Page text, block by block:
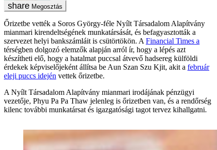
Megosztás
Őrizetbe vették a Soros György-féle Nyílt Társadalom Alapítvány
mianmari kirendeltségének munkatársását, és befagyasztották a
szervezet helyi bankszámláit is csütörtökön. A Financial Times a
térségben dolgozó elemzők alapján arról ír, hogy a lépés azt
készítheti elő, hogy a hatalmat puccsal átvevő hadsereg külföldi
érdekek képviselőjeként állítsa be Aun Szan Szu Kjit, akit a február
eleji puccs idején vettek őrizetbe.
A Nyílt Társadalom Alapítvány mianmari irodájának pénzügyi
vezetője, Phyu Pa Pa Thaw jelenleg is őrizetben van, és a rendőrség
kilenc további munkatársat és igazgatósági tagot tervez kihallgatni.